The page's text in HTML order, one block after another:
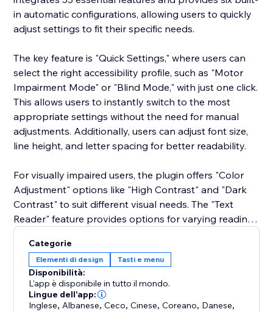
in automatic configurations, allowing users to quickly
adjust settings to fit their specific needs.
The key feature is "Quick Settings," where users can
select the right accessibility profile, such as "Motor
Impairment Mode" or "Blind Mode," with just one click.
This allows users to instantly switch to the most
appropriate settings without the need for manual
adjustments. Additionally, users can adjust font size,
line height, and letter spacing for better readability.
For visually impaired users, the plugin offers "Color
Adjustment" options like "High Contrast" and "Dark
Contrast" to suit different visual needs. The "Text
Reader" feature provides options for varying reading
Categorie
Elementi di design Tasti e menu
Disponibilità:
L'app è disponibile in tutto il mondo.
Lingue dell'app:
Inglese, Albanese,Ceco,Cinese,Coreano, Danese,